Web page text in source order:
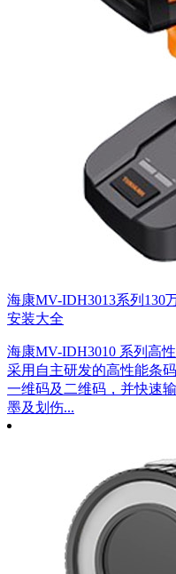
海康MV-IDH3013系列130
安装大全
海康MV-IDH3010 系列高性
采用自主研发的高性能条码
一维码及二维码，并快速输
墨及划伤...